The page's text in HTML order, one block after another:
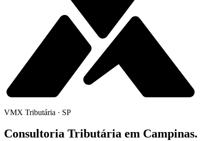
VMX Tributária · SP
Consultoria Tributária em Campinas.